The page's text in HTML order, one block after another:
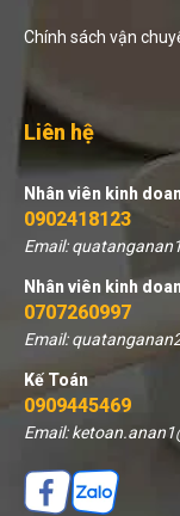
Chính sách vận
Liên hệ
Nhân viên kinh
0902418123
Email:
Nhân viên kinh
0707260997
Email:
Kế Toán
0909445469
Email: